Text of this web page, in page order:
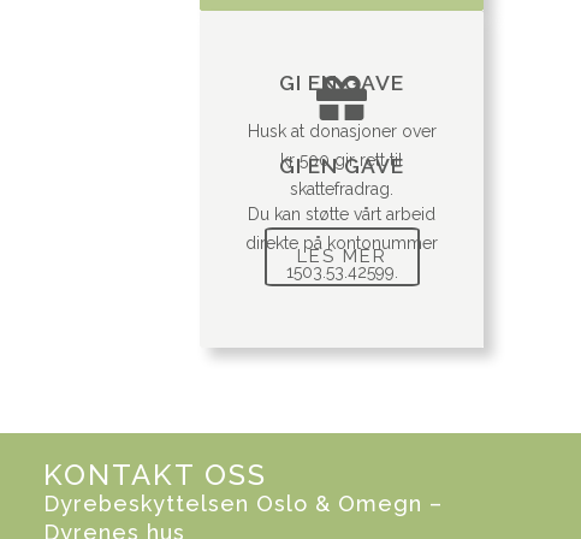
GI EN GAVE
Du kan støtte vårt arbeid
direkte på kontonummer
1503.53.42599.
GI EN GAVE
Husk at donasjoner over
kr 500 gir rett til
skattefradrag.
LES MER
KONTAKT OSS
Dyrebeskyttelsen Oslo & Omegn –
Dyrenes hus